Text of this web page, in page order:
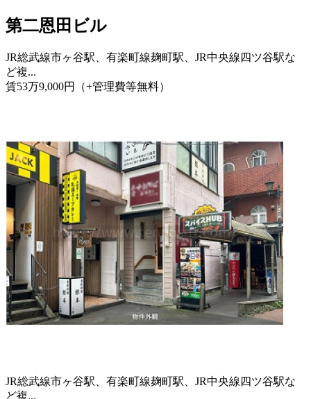
第二恩田ビル
JR総武線市ヶ谷駅、有楽町線麹町駅、JR中央線四ツ谷駅な
ど複...
賃53万9,000円 （+管理費等無料）
JR総武線市ヶ谷駅、有楽町線麹町駅、JR中央線四ツ谷駅な
ど複...